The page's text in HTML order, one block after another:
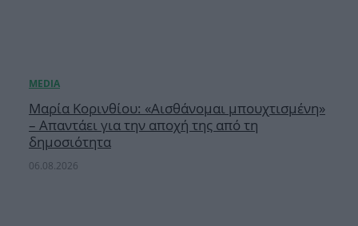
Μαρία Κορινθίου: «Αισθάνομαι μπουχτισμένη»
– Απαντάει για την αποχή της από τη
δημοσιότητα
06.08.2026